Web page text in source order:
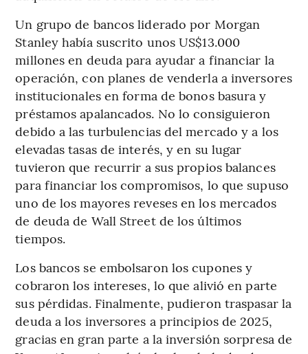
Un grupo de bancos liderado por Morgan
Stanley había suscrito unos US$13.000
millones en deuda para ayudar a financiar la
operación, con planes de venderla a inversores
institucionales en forma de bonos basura y
préstamos apalancados. No lo consiguieron
debido a las turbulencias del mercado y a los
elevadas tasas de interés, y en su lugar
tuvieron que recurrir a sus propios balances
para financiar los compromisos, lo que supuso
uno de los mayores reveses en los mercados
de deuda de Wall Street de los últimos
tiempos.
Los bancos se embolsaron los cupones y
cobraron los intereses, lo que alivió en parte
sus pérdidas. Finalmente, pudieron traspasar la
deuda a los inversores a principios de 2025,
gracias en gran parte a la inversión sorpresa de